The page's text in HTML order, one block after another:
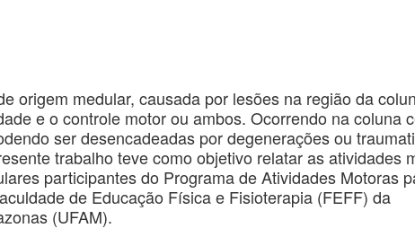
origem medular, causada por lesões na região da
e o controle motor ou ambos. Ocorrendo na coluna
ser desencadeadas por degenerações ou
trabalho teve como objetivo relatar as atividades
participantes do Programa de Atividades Motoras
de Educação Física e Fisioterapia (FEFF) da
(UFAM).